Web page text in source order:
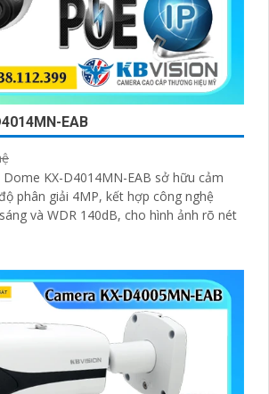
EAB
Dome KX-D4014MN-EAB sở hữu cảm
phân giải 4MP, kết hợp công nghệ
và WDR 140dB, cho hình ảnh rõ nét